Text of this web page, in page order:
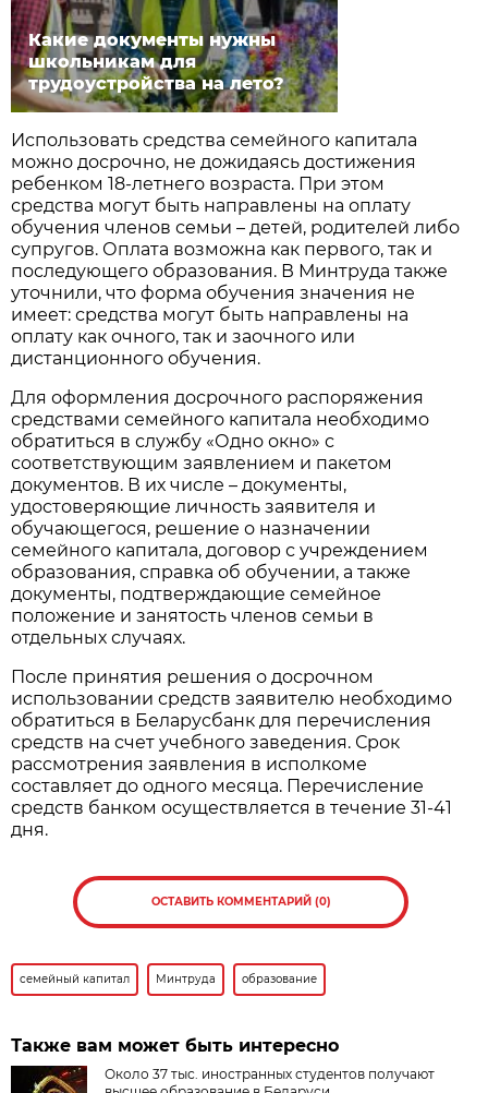
Какие документы нужны
школьникам для
трудоустройства на лето?
Использовать средства семейного капитала
можно досрочно, не дожидаясь достижения
ребенком 18-летнего возраста. При этом
средства могут быть направлены на оплату
обучения членов семьи – детей, родителей либо
супругов. Оплата возможна как первого, так и
последующего образования. В Минтруда также
уточнили, что форма обучения значения не
имеет: средства могут быть направлены на
оплату как очного, так и заочного или
дистанционного обучения.
Для оформления досрочного распоряжения
средствами семейного капитала необходимо
обратиться в службу «Одно окно» с
соответствующим заявлением и пакетом
документов. В их числе – документы,
удостоверяющие личность заявителя и
обучающегося, решение о назначении
семейного капитала, договор с учреждением
образования, справка об обучении, а также
документы, подтверждающие семейное
положение и занятость членов семьи в
отдельных случаях.
После принятия решения о досрочном
использовании средств заявителю необходимо
обратиться в Беларусбанк для перечисления
средств на счет учебного заведения. Срок
рассмотрения заявления в исполкоме
составляет до одного месяца. Перечисление
средств банком осуществляется в течение 31-41
дня.
ОСТАВИТЬ КОММЕНТАРИЙ (0)
семейный капитал Минтруда образование
Также вам может быть интересно
Около 37 тыс. иностранных студентов получают